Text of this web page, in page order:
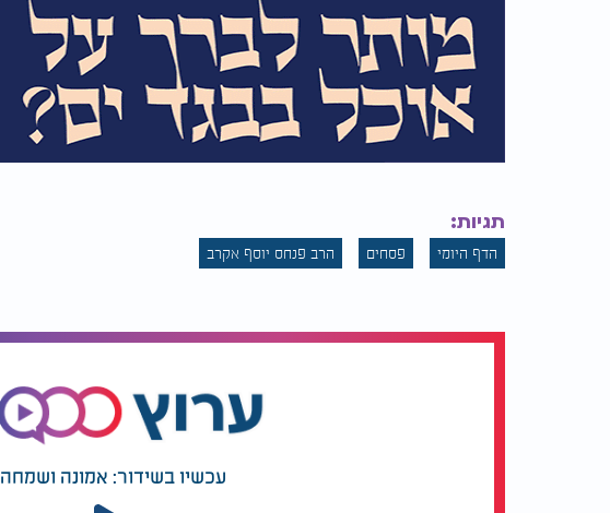
תגיות:
הדף היומי פסחים הרב פנחס יוסף אקרב
עכשיו בשידור: אמונה ושמחה